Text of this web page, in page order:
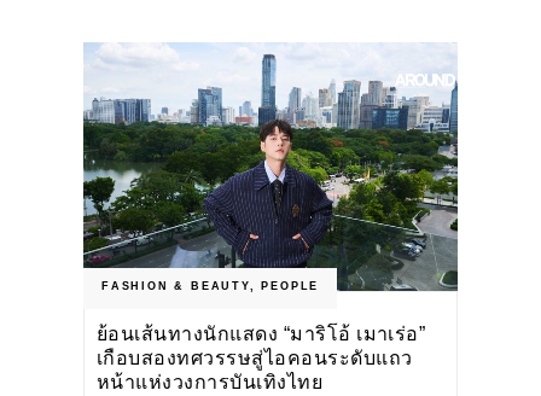
FASHION & BEAUTY, PEOPLE
ย้อนเส้นทางนักแสดง “มาริโอ้ เมาเร่อ”
เกือบสองทศวรรษสู่ไอคอนระดับแถว
หน้าแห่งวงการบันเทิงไทย